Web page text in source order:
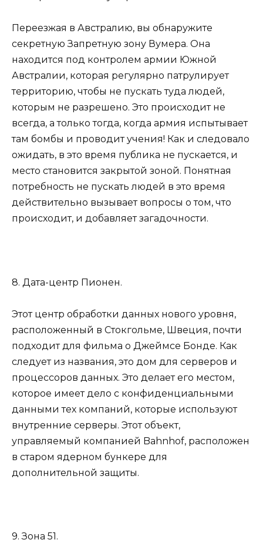
Переезжая в Австралию, вы обнаружите
секретную Запретную зону Вумера. Она
находится под контролем армии Южной
Австралии, которая регулярно патрулирует
территорию, чтобы не пускать туда людей,
которым не разрешено. Это происходит не
всегда, а только тогда, когда армия испытывает
там бомбы и проводит учения! Как и следовало
ожидать, в это время публика не пускается, и
место становится закрытой зоной. Понятная
потребность не пускать людей в это время
действительно вызывает вопросы о том, что
происходит, и добавляет загадочности.
8. Дата-центр Пионен.
Этот центр обработки данных нового уровня,
расположенный в Стокгольме, Швеция, почти
подходит для фильма о Джеймсе Бонде. Как
следует из названия, это дом для серверов и
процессоров данных. Это делает его местом,
которое имеет дело с конфиденциальными
данными тех компаний, которые используют
внутренние серверы. Этот объект,
управляемый компанией Bahnhof, расположен
в старом ядерном бункере для
дополнительной защиты.
9. Зона 51.